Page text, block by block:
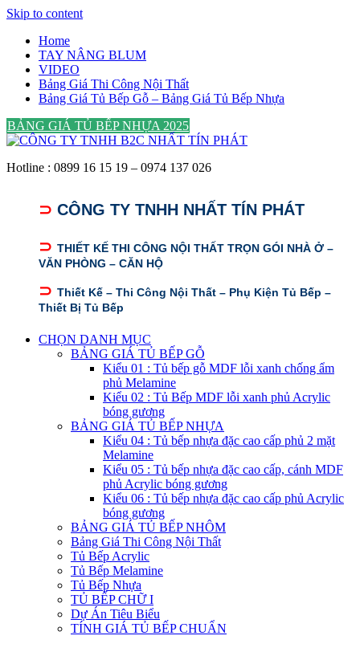
Skip to content
Home
TAY NÂNG BLUM
VIDEO
Bảng Giá Thi Công Nội Thất
Bảng Giá Tủ Bếp Gỗ – Bảng Giá Tủ Bếp Nhựa
BẢNG GIÁ TỦ BẾP NHỰA 2025
Hotline : 0899 16 15 19 – 0974 137 026
⊃ CÔNG TY TNHH NHẤT TÍN PHÁT
⊃ THIẾT KẾ THI CÔNG NỘI THẤT TRỌN GÓI NHÀ Ở –
VĂN PHÒNG – CĂN HỘ
⊃ Thiết Kế – Thi Công Nội Thất – Phụ Kiện Tủ Bếp –
Thiết Bị Tủ Bếp
CHỌN DANH MỤC
BẢNG GIÁ TỦ BẾP GỖ
Kiểu 01 : Tủ bếp gỗ MDF lỗi xanh chống ẩm
phủ Melamine
Kiểu 02 : Tủ Bếp MDF lỗi xanh phủ Acrylic
bóng gương
BẢNG GIÁ TỦ BẾP NHỰA
Kiểu 04 : Tủ bếp nhựa đặc cao cấp phủ 2 mặt
Melamine
Kiểu 05 : Tủ bếp nhựa đặc cao cấp, cánh MDF
phủ Acrylic bóng gương
Kiểu 06 : Tủ bếp nhựa đặc cao cấp phủ Acrylic
bóng gương
BẢNG GIÁ TỦ BẾP NHÔM
Bảng Giá Thi Công Nội Thất
Tủ Bếp Acrylic
Tủ Bếp Melamine
Tủ Bếp Nhựa
TỦ BẾP CHỮ I
Dự Án Tiêu Biểu
TÍNH GIÁ TỦ BẾP CHUẨN